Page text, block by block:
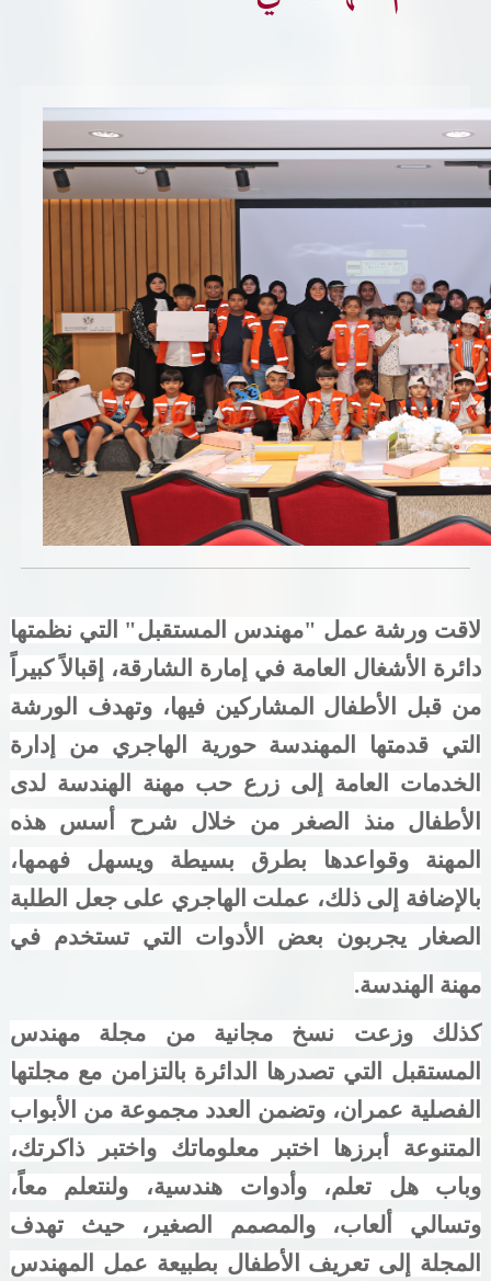
جوائز و شهادات
الميثاق
سياسة أمن المعلومات
سياسة الموردين و المشتريات
سياسة نظام إدارة المرافق
مشاريع الدائرة
المنشآت العمرانية
خدمات الدائرة
خدمات الأفراد
خدمات الشركات
خدمات الجهات الحكومية
خدمات الموظفين
المكتبة الإلكترونية
تسجيل شركة جديدة
لاقت ورشة عمل "مهندس المستقبل" التي نظمتها
دائرة الأشغال العامة في إمارة الشارقة، إقبالاً كبيراً
من قبل الأطفال المشاركين فيها، وتهدف الورشة
التي قدمتها المهندسة حورية الهاجري من إدارة
الخدمات العامة إلى زرع حب مهنة الهندسة لدى
الأطفال منذ الصغر من خلال شرح أسس هذه
المهنة وقواعدها بطرق بسيطة ويسهل فهمها،
بالإضافة إلى ذلك، عملت الهاجري على جعل الطلبة
الصغار يجربون بعض الأدوات التي تستخدم في
مهنة الهندسة.
كذلك وزعت نسخ مجانية من مجلة مهندس
المستقبل التي تصدرها الدائرة بالتزامن مع مجلتها
الفصلية عمران، وتضمن العدد مجموعة من الأبواب
المتنوعة أبرزها اختبر معلوماتك واختبر ذاكرتك،
وباب هل تعلم، وأدوات هندسية، ولنتعلم معاً،
وتسالي ألعاب، والمصمم الصغير، حيث تهدف
المجلة إلى تعريف الأطفال بطبيعة عمل المهندس